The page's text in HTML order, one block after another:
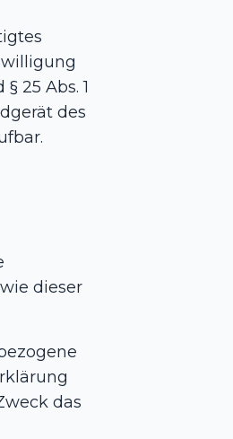
25 Abs. 1
des
dieser
das